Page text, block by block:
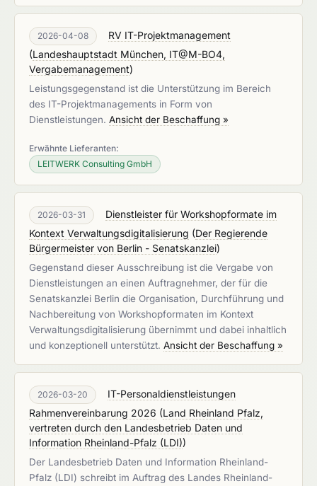
2026-04-08
RV IT-Projektmanagement
(Landeshauptstadt München, IT@M-BO4,
Vergabemanagement)
Leistungsgegenstand ist die Unterstützung im Bereich
des IT-Projektmanagements in Form von
Dienstleistungen. Ansicht der Beschaffung »
Erwähnte Lieferanten:
LEITWERK Consulting GmbH
2026-03-31
Dienstleister für Workshopformate im
Kontext Verwaltungsdigitalisierung (Der Regierende
Bürgermeister von Berlin - Senatskanzlei)
Gegenstand dieser Ausschreibung ist die Vergabe von
Dienstleistungen an einen Auftragnehmer, der für die
Senatskanzlei Berlin die Organisation, Durchführung und
Nachbereitung von Workshopformaten im Kontext
Verwaltungsdigitalisierung übernimmt und dabei inhaltlich
und konzeptionell unterstützt. Ansicht der Beschaffung »
2026-03-20
IT-Personaldienstleistungen
Rahmenvereinbarung 2026 (Land Rheinland Pfalz,
vertreten durch den Landesbetrieb Daten und
Information Rheinland-Pfalz (LDI))
Der Landesbetrieb Daten und Information Rheinland-
Pfalz (LDI) schreibt im Auftrag des Landes Rheinland-